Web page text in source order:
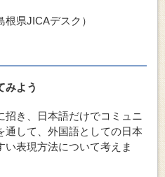
県JICAデスク）
みよう
招き、日本語だけでコミュニ
通して、外国語としての日本
い表現方法について考えま